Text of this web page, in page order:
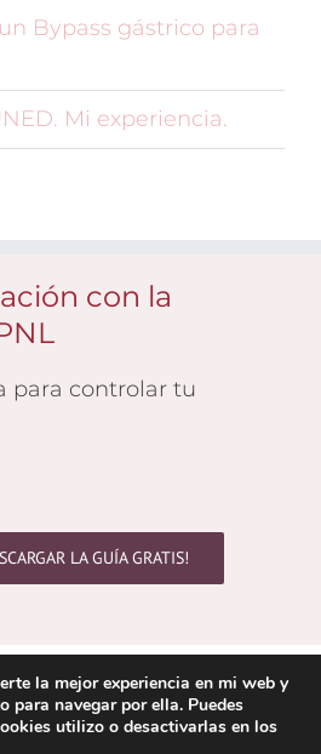
Mi experiencia.
Cambra | Todos los derechos
reservados
Cookies|Política de Privacidad
la mejor experiencia en mi web y
para navegar por ella. Puedes
utilizo o desactivarlas en los